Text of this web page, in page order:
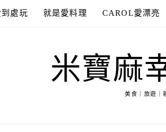
處玩 就是愛料理 CAROL愛漂亮
米寶麻
美食｜旅遊｜